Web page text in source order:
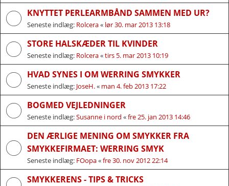
KNYTTET PERLEARMBÅND SAMMEN MED UR?
Seneste indlæg: Rolcera« lør 30. mar 2013 13:18
STORE HALSKÆDER TIL KVINDER
Seneste indlæg: Rolcera«tirs 5. mar 2013 10:19
HVAD SYNES I OM WERRING SMYKKER
Seneste indlæg: JoseH.« man 4. feb 2013 17:22
BOGMED VEJLEDNINGER
Seneste indlæg:Susanne i nord «fre 25. jan 2013 14:46
DEN ÆRLIGE MENING OM SMYKKER FRA
SMYKKEFIRMAET: WERRING SMYK
Seneste indlæg: FOopa«fre 30. nov 2012 22:14
SMYKKERENS - TIPS & TRICKS